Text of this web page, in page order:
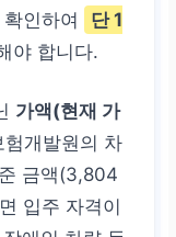
인하여
단 1
야 합니다.
가액(현재 가
개발원의 차
금액(3,804
입주 자격이